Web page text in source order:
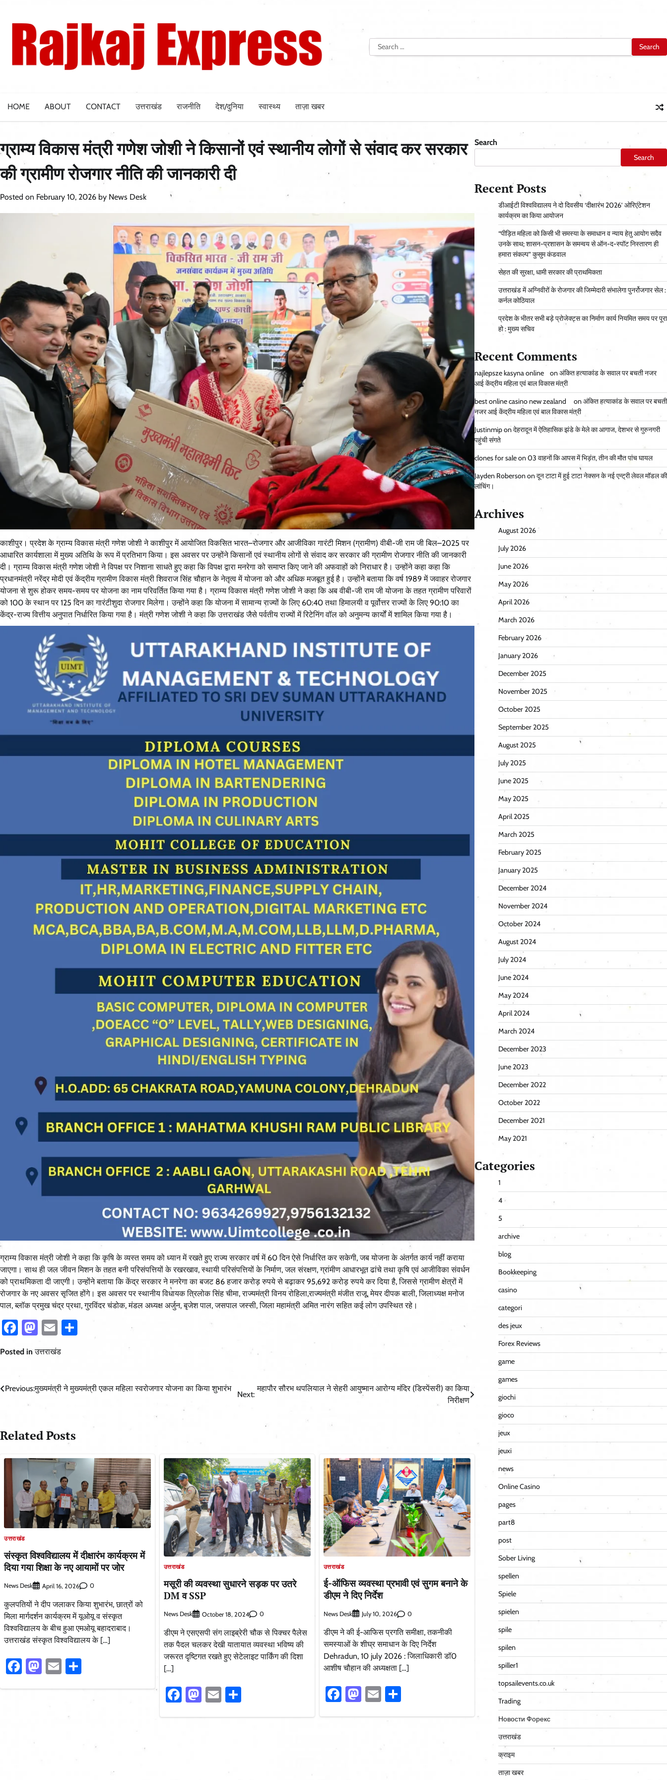
content
Search
for:
HOME ABOUT CONTACT उत्तराखंड राजनीति देश/दुनिया स्वास्थ्य ताज़ा खबर
ग्राम्य विकास मंत्री गणेश जोशी ने किसानों एवं स्थानीय लोगों से संवाद कर सरकार
की ग्रामीण रोजगार नीति की जानकारी दी
Posted on February 10, 2026 by News Desk
काशीपुर। प्रदेश के ग्राम्य विकास मंत्री गणेश जोशी ने काशीपुर में आयोजित विकसित भारत–रोजगार और आजीविका गारंटी मिशन (ग्रामीण) वीबी-जी राम जी बिल–2025 पर
आधारित कार्यशाला में मुख्य अतिथि के रूप में प्रतिभाग किया। इस अवसर पर उन्होंने किसानों एवं स्थानीय लोगों से संवाद कर सरकार की ग्रामीण रोजगार नीति की जानकारी
दी। ग्राम्य विकास मंत्री गणेश जोशी ने विपक्ष पर निशाना साधते हुए कहा कि विपक्ष द्वारा मनरेगा को समाप्त किए जाने की अफवाहों को निराधार है। उन्होंने कहा कहा कि
प्रधानमंत्री नरेंद्र मोदी एवं केंद्रीय ग्रामीण विकास मंत्री शिवराज सिंह चौहान के नेतृत्व में योजना को और अधिक मजबूत हुई है। उन्होंने बताया कि वर्ष 1989 में जवाहर रोजगार
योजना से शुरू होकर समय-समय पर योजना का नाम परिवर्तित किया गया है। ग्राम्य विकास मंत्री गणेश जोशी ने कहा कि अब वीबी-जी राम जी योजना के तहत ग्रामीण परिवारों
को 100 के स्थान पर 125 दिन का गारंटीशुदा रोजगार मिलेगा। उन्होंने कहा कि योजना में सामान्य राज्यों के लिए 60:40 तथा हिमालयी व पूर्वोत्तर राज्यों के लिए 90:10 का
केंद्र-राज्य वित्तीय अनुपात निर्धारित किया गया है। मंत्री गणेश जोशी ने कहा कि उत्तराखंड जैसे पर्वतीय राज्यों में रिटेनिंग वॉल को अनुमन्य कार्यों में शामिल किया गया है।
ग्राम्य विकास मंत्री जोशी ने कहा कि कृषि के व्यस्त समय को ध्यान में रखते हुए राज्य सरकार वर्ष में 60 दिन ऐसे निर्धारित कर सकेगी, जब योजना के अंतर्गत कार्य नहीं कराया
जाएगा। साथ ही जल जीवन मिशन के तहत बनी परिसंपत्तियों के रखरखाव, स्थायी परिसंपत्तियों के निर्माण, जल संरक्षण, ग्रामीण आधारभूत ढांचे तथा कृषि एवं आजीविका संवर्धन
को प्राथमिकता दी जाएगी। उन्होंने बताया कि केंद्र सरकार ने मनरेगा का बजट 86 हजार करोड़ रुपये से बढ़ाकर 95,692 करोड़ रुपये कर दिया है, जिससे ग्रामीण क्षेत्रों में
रोजगार के नए अवसर सृजित होंगे। इस अवसर पर स्थानीय विधायक त्रिलोक सिंह चीमा, राज्यमंत्री विनय रोहिला,राज्यमंत्री मंजीत राजू, मेयर दीपक बाली, जिलाध्यक्ष मनोज
पाल, ब्लॉक प्रमुख चंद्र प्रथा, गुरविंदर चंडोक, मंडल अध्यक्ष अर्जुन, बृजेश पाल, जसपाल जस्सी, जिला महामंत्री अमित नारंग सहित कई लोग उपस्थित रहे।
Facebook
Mastodon
Email
Posted inउत्तराखंड
Post
navigation
Previous:मुख्यमंत्री ने मुख्यमंत्री एकल महिला स्वरोजगार योजना का किया शुभारंभ
Next:
महापौर सौरभ थपलियाल ने सेहरी आयुष्मान आरोग्य मंदिर (डिस्पेंसरी) का किया
निरीक्षण
Related Posts
उत्तराखंड
संस्कृत विश्वविद्यालय में दीक्षारंभ कार्यक्रम में
दिया गया शिक्षा के नए आयामों पर जोर
News Desk April 16, 2026 0
कुलपतियों ने दीप जलाकर किया शुभारंभ, छात्रों को
मिला मार्गदर्शन कार्यक्रम में यूओयू व संस्कृत
विश्वविद्यालय के बीच हुआ एमओयू बहादराबाद।
उत्तराखंड संस्कृत विश्वविद्यालय के […]
Facebook
Mastodon
Email
उत्तराखंड
मसूरी की व्यवस्था सुधारने सड़क पर उतरे
DM व SSP
News Desk October 18, 2024 0
डीएम ने एसएसपी संग लाइब्रेरी चौक से पिक्चर पैलेस
तक पैदल चलकर देखी यातायात व्यवस्था भविष्य की
जरूरत दृष्टिगत रखते हुए सेटेलाइट पार्किंग की दिशा
[…]
Facebook
Mastodon
EmailShare
उत्तराखंड
ई-ऑफिस व्यवस्था प्रभावी एवं सुगम बनाने के
डीएम ने दिए निर्देश
News Desk July 10, 2026 0
डीएम ने की ई-आफिस प्रगति समीक्षा, तकनीकी
समस्याओं के शीघ्र समाधान के दिए निर्देश
Dehradun, 10 july 2026 : जिलाधिकारी डॉ0
आशीष चौहान की अध्यक्षता […]
Facebook
Mastodon
EmailShare
Search
Search
Recent Posts
डीआईटी विश्वविद्यालय ने दो दिवसीय ‘दीक्षारंभ 2026’ ओरिएंटेशन
कार्यक्रम का किया आयोजन
“पीड़ित महिला को किसी भी समस्या के समाधान व न्याय हेतु आयोग सदैव
उनके साथ; शासन-प्रशासन के समन्वय से ऑन-द-स्पॉट निस्तारण ही
हमारा संकल्प” कुसुम कंडवाल
सेहत की सुरक्षा, धामी सरकार की प्राथमिकता
उत्तराखंड में अग्निवीरों के रोजगार की जिम्मेदारी संभालेगा पुनर्रोजगार सेल :
कर्नल कोठियाल
प्रदेश के भीतर सभी बड़े प्रोजेक्ट्स का निर्माण कार्य नियमित समय पर पूरा
हो : मुख्य सचिव
Recent Comments
najlepsze kasyna online onअंकित हत्याकांड के सवाल पर बचती नजर
आई केंद्रीय महिला एवं बाल विकास मंत्री
best online casino new zealand
onअंकित हत्याकांड के सवाल पर बचती
नजर आई केंद्रीय महिला एवं बाल विकास मंत्री
Justinmiponदेहरादून में ऐतिहासिक झंडे के मेले का आगाज, देशभर से गुरुनगरी
पहुंची संगते
clones for saleon03 वाहनों कि आपस में भिड़ंत, तीन की मौत पांच घायल
Jayden Robersononदून टाटा में हुई टाटा नेक्सन के नई एन्ट्री लेवल मॉडल की
लांचिंग।
Archives
August 2026
July 2026
June 2026
May 2026
April 2026
March 2026
February 2026
January 2026
December 2025
November 2025
October 2025
September 2025
August 2025
July 2025
June 2025
May 2025
April 2025
March 2025
February 2025
January 2025
December 2024
November 2024
October 2024
August 2024
July 2024
June 2024
May 2024
April 2024
March 2024
December 2023
June 2023
December 2022
October 2022
December 2021
May 2021
Categories
1
4
5
archive
blog
Bookkeeping
casino
categori
des jeux
Forex Reviews
game
games
giochi
gioco
jeux
jeuxi
news
Online Casino
pages
part8
post
Sober Living
spellen
Spiele
spielen
spile
spilen
spiller1
topsailevents.co.uk
Trading
Новости Форекс
उत्तराखंड
क्राइम
ताज़ा खबर